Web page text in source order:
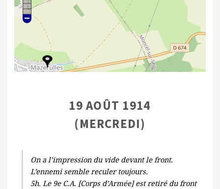
19 AOÛT 1914
(MERCREDI)
On a l’impression du vide devant le front.
L’ennemi semble reculer toujours.
5h. Le 9e C.A. [Corps d’Armée] est retiré du front